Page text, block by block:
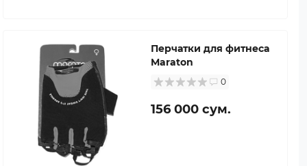
Перчатки для фитнеса
Maraton
0
156 000 сум.